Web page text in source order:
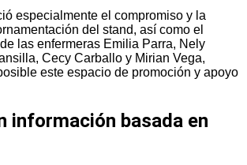
especialmente el compromiso y la
del stand, así como el
las enfermeras Emilia Parra, Nely
Cecy Carballo y Mirian Vega,
este espacio de promoción y apoyo
información basada en